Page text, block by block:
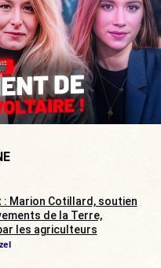
: Marion Cotillard, soutien
de la Terre,
les agriculteurs